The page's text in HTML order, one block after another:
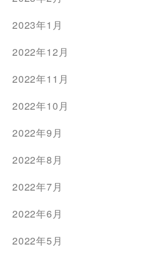
2023年1月
2022年12月
2022年11月
2022年10月
2022年9月
2022年8月
2022年7月
2022年6月
2022年5月